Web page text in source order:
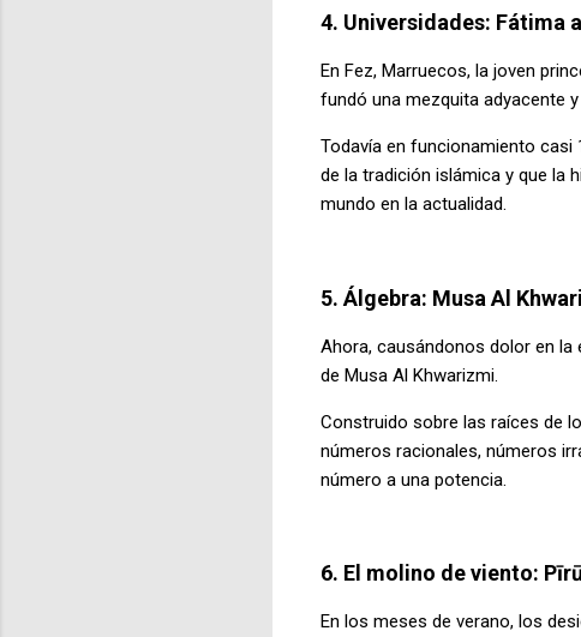
4. Universidades: Fátima
En Fez, Marruecos, la joven
fundó una mezquita adyacente
Todavía en funcionamiento casi
de la tradición islámica y que la
mundo en la actualidad.
5. Álgebra: Musa Al
Ahora, causándonos dolor en la
de Musa Al Khwarizmi.
Construido sobre las raíces de
números racionales, números
número a una potencia.
6. El molino de viento:
En los meses de verano, los